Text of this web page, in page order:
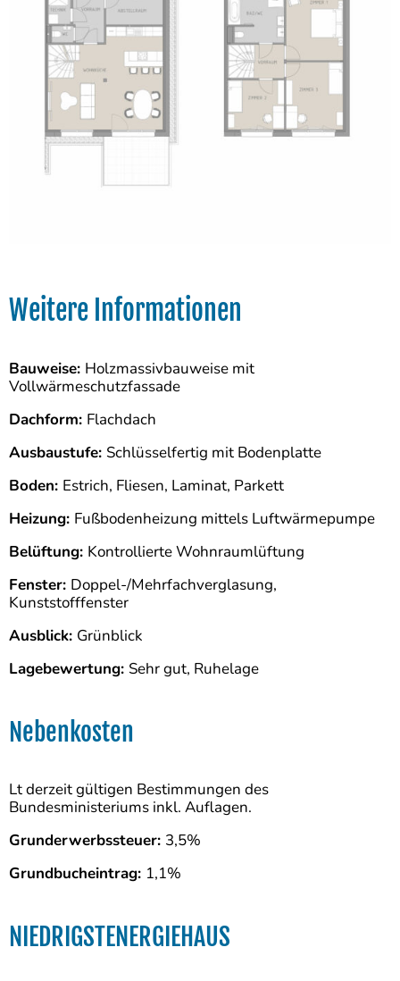
Weitere Informationen
Bauweise: Holzmassivbauweise mit
Vollwärmeschutzfassade
Dachform: Flachdach
Ausbaustufe: Schlüsselfertig mit Bodenplatte
Boden: Estrich, Fliesen, Laminat, Parkett
Heizung: Fußbodenheizung mittels Luftwärmepumpe
Belüftung: Kontrollierte Wohnraumlüftung
Fenster: Doppel-/Mehrfachverglasung,
Kunststofffenster
Ausblick: Grünblick
Lagebewertung: Sehr gut, Ruhelage
Nebenkosten
Lt derzeit gültigen Bestimmungen des
Bundesministeriums inkl. Auflagen.
Grunderwerbssteuer: 3,5%
Grundbucheintrag: 1,1%
NIEDRIGSTENERGIEHAUS